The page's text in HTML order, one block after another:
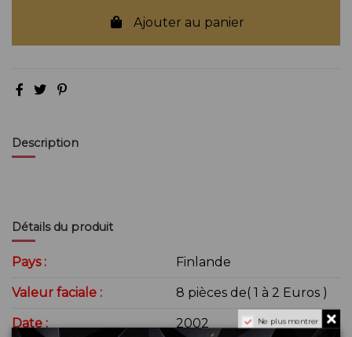
Ajouter au panier
Description
Détails du produit
Pays : Finlande
Valeur faciale : 8 pièces de( 1 à 2 Euros )
Date : 2002 Ne plus montrer